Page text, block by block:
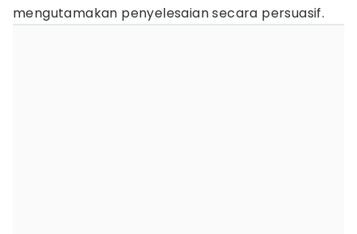
mengutamakan penyelesaian secara persuasif.